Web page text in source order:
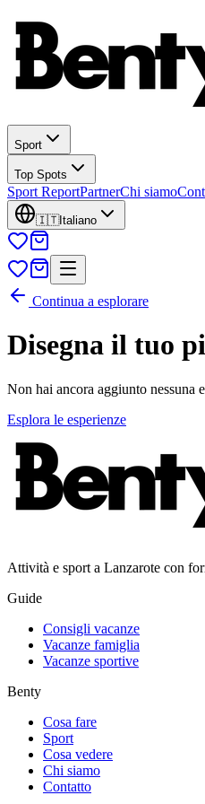
Sport
Top Spots
Sport ReportPartnerChi siamo
🇮🇹Italiano
Continua a esplorare
Disegna il tuo
Non hai ancora aggiunto nessuna
Esplora le esperienze
Attività e sport a Lanzarote con
Guide
Consigli vacanze
Vacanze famiglia
Vacanze sportive
Benty
Cosa fare
Sport
Cosa vedere
Chi siamo
Contatto